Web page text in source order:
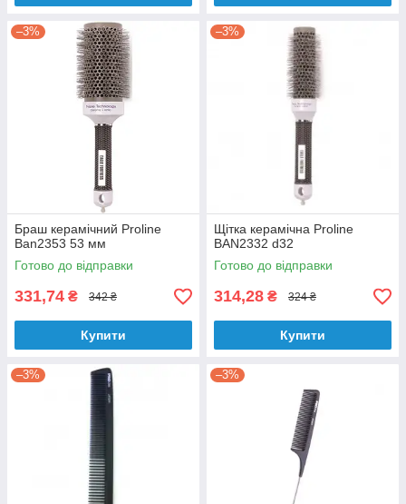
–3%
Браш керамічний Proline
Ban2353 53 мм
Готово до відправки
331,74 ₴ 342 ₴
Купити
–3%
Щітка керамічна Proline
BAN2332 d32
Готово до відправки
314,28 ₴ 324 ₴
Купити
–3% –3%